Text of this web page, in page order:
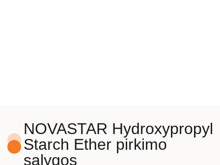
NOVASTAR Hydroxypropyl
Starch Ether pirkimo
sąlygos